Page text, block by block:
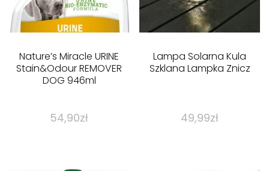
Nature’s Miracle URINE
Stain&Odour REMOVER
DOG 946ml
54,90zł
Lampa Solarna Kula
Szklana Lampka Znicz
49,99zł